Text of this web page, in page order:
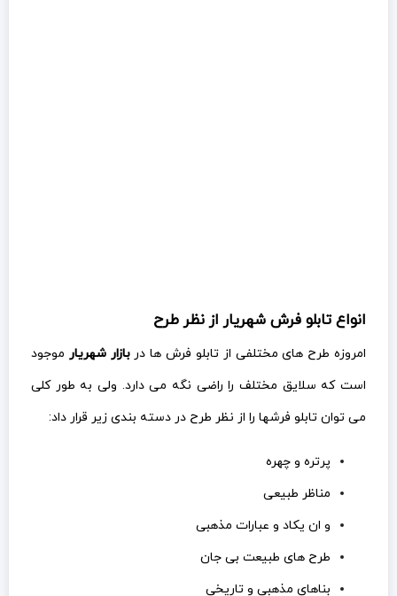
انواع تابلو فرش شهریار از نظر طرح
امروزه طرح های مختلفی از تابلو فرش ها دربازار شهریار موجود
است که سلایق مختلف را راضی نگه می دارد. ولی به طور کلی
می توان تابلو فرشها را از نظر طرح در دسته بندی زیر قرار داد:
پرتره و چهره
مناظر طبیعی
و ان یکاد و عبارات مذهبی
طرح های طبیعت بی جان
بناهای مذهبی و تاریخی